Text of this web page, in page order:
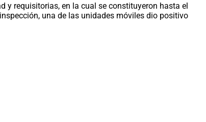
y requisitorias, en la cual se constituyeron hasta el
una de las unidades móviles dio positivo